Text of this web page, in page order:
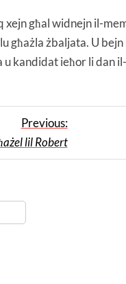
xejn għal widnejn il-
għażla żbaljata. U
ieħor li dan
Previous:
lil Robert